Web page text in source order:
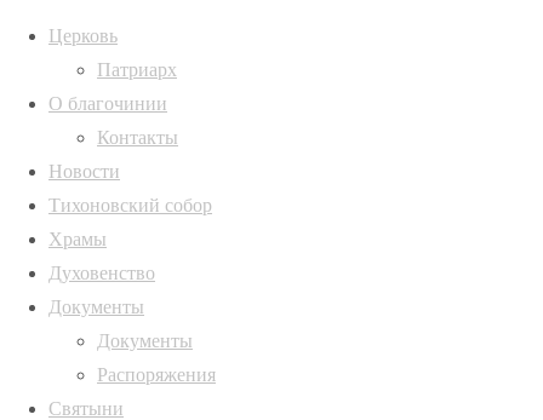
Церковь
Патриарх
О благочинии
Контакты
Новости
Тихоновский собор
Храмы
Духовенство
Документы
Документы
Распоряжения
Святыни
Россошанский и
Острогожский
Дионисий
встретился с
Россошанский и